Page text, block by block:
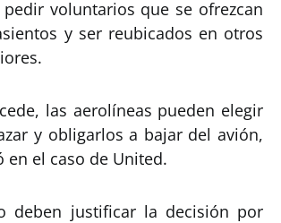
voluntarios que se ofrezcan
y ser reubicados en otros
las aerolíneas pueden elegir
y obligarlos a bajar del avión,
en el caso de United.
deben justificar la decisión por